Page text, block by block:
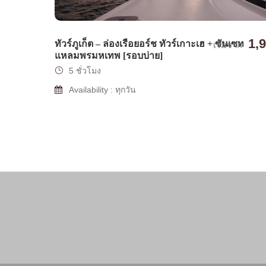
ทัวร์ภูเก็ต – ล่องเรือยอร์ช ทัวร์เกาะเฮ + ซันเซท
แหลมพรมหเทพ [รอบบ่าย]
เริ่มจาก
5 ชั่วโมง
Availability : ทุกวัน